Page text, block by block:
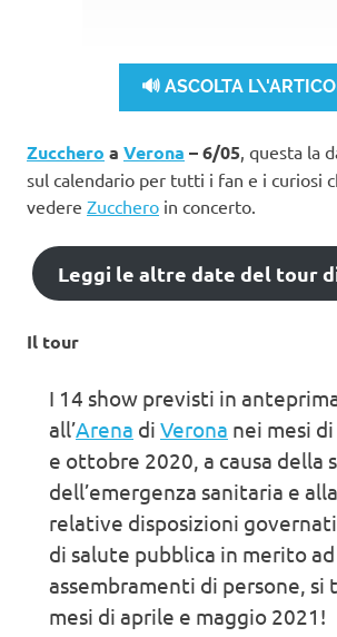
🔊 ASCOLTA
Zucchero a Verona – 6/05 , questa la
sul calendario per tutti i fan e i curiosi
vedere Zucchero in concerto.
Leggi le altre date del tour
Il tour
I 14 show previsti in
all’Arena di Verona nei mesi
e ottobre 2020, a causa della
dell’emergenza sanitaria e
relative disposizioni
di salute pubblica in merito ad
assembramenti di persone, si
mesi di aprile e maggio 2021!